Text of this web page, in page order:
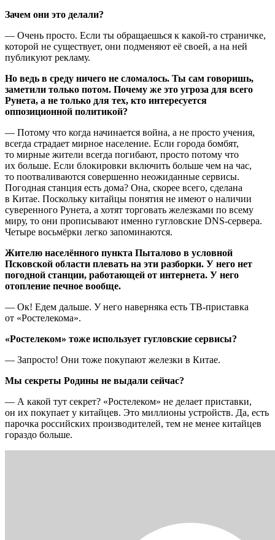
Зачем они это делали?
— Очень просто. Если ты обращаешься к какой-то страничке,
которой не существует, они подменяют её своей, а на ней
публикуют рекламу.
Но ведь в среду ничего не сломалось. Ты сам говоришь,
заметили только потом. Почему же это угроза для всего
Рунета, а не только для тех, кто интересуется
оппозиционной политикой?
— Потому что когда начинается война, а не просто учения,
всегда страдает мирное население. Если города бомбят,
то мирные жители всегда погибают, просто потому что
их больше. Если блокировки включить больше чем на час,
то поотваливаются совершенно неожиданные сервисы.
Погодная станция есть дома? Она, скорее всего, сделана
в Китае. Поскольку китайцы понятия не имеют о наличии
суверенного Рунета, а хотят торговать железками по всему
миру, то они прописывают именно гугловские DNS-сервера.
Четыре восьмёрки легко запоминаются.
Жителю населённого пункта Пыталово в условной
Псковской области плевать на эти разборки. У него нет
погодной станции, работающей от интернета. У него
отопление печное вообще.
— Ок! Едем дальше. У него наверняка есть ТВ-приставка
от «Ростелекома».
«Ростелеком» тоже использует гугловские сервисы?
— Запросто! Они тоже покупают железки в Китае.
Мы секреты Родины не выдали сейчас?
— А какой тут секрет? «Ростелеком» не делает приставки,
он их покупает у китайцев. Это миллионы устройств. Да, есть
парочка российских производителей, тем не менее китайцев
гораздо больше.